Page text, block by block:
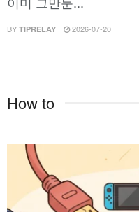
BY TIPRELAY 2026-07-20
How to